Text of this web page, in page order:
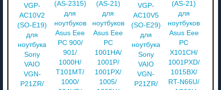
VGP-
AC10V2
(SO-E19)
для
ноутбука
Sony
VAIO
VGN-
P21ZR/
(AS-2315)
для
ноутбуков
Asus Eee
PC 900/
901/
1000H/
T101MT/
1000/
(AS-21)
для
ноутбуков
Asus Eee
PC
1001HA/
1001P/
1001PX/
1005/
VGP-
AC10V5
(SO-E29)
для
ноутбука
Sony
VAIO
VGN-
P21ZR/
(AS-21)
для
ноутбуков
Asus Eee
PC
X101CH/
1001PXD/
1015BX/
RT-N66U/